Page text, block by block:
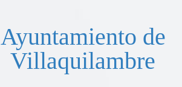
Ayuntamiento de
Villaquilambre